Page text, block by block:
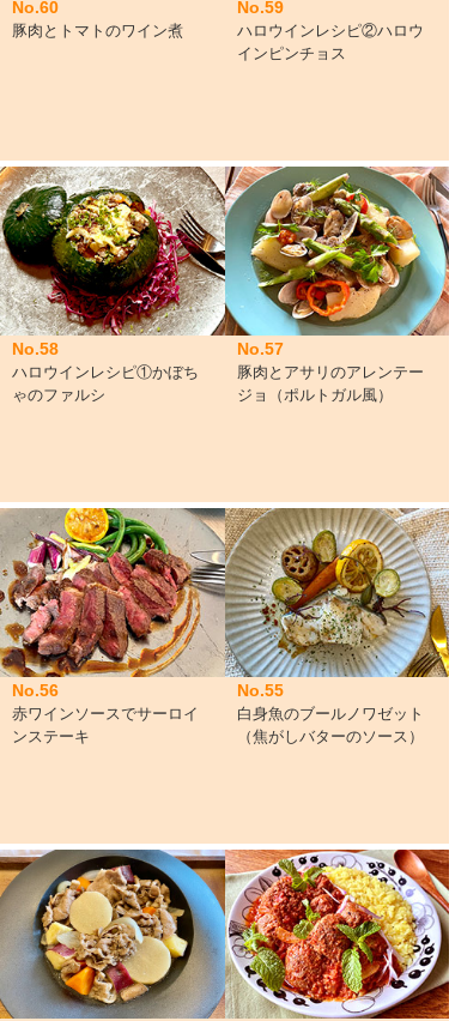
No.60
豚肉とトマトのワイン煮
No.59
ハロウインレシピ②ハロウ
インピンチョス
No.58
ハロウインレシピ①かぼち
ゃのファルシ
No.57
豚肉とアサリのアレンテー
ジョ（ポルトガル風）
No.56
赤ワインソースでサーロイ
ンステーキ
No.55
白身魚のブールノワゼット
（焦がしバターのソース）